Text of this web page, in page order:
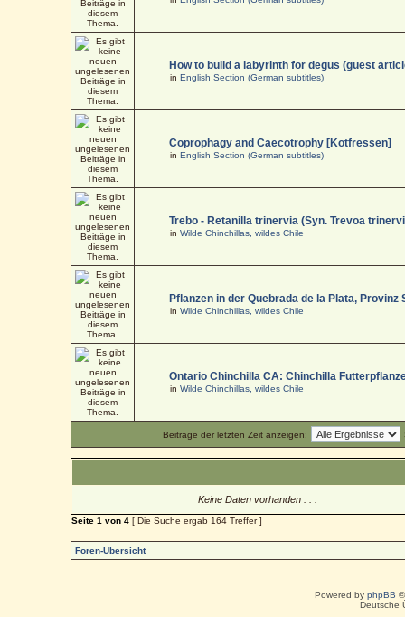
How to build a labyrinth for degus (guest
inEnglish Section (German subtitles)
Coprophagy and Caecotrophy [Kotfressen]
inEnglish Section (German subtitles)
Trebo - Retanilla trinervia (Syn. Trevoa
inWilde Chinchillas, wildes Chile
Pflanzen in der Quebrada de la Plata, Provinz
inWilde Chinchillas, wildes Chile
Ontario Chinchilla CA: Chinchilla
inWilde Chinchillas, wildes Chile
Beiträge der letzten Zeit anzeigen:
Keine Daten vorhanden . . .
Seite1 von4 [ Die Suche ergab 164 Treffer ]
Foren-Übersicht
Powered by phpBB
Deutsche